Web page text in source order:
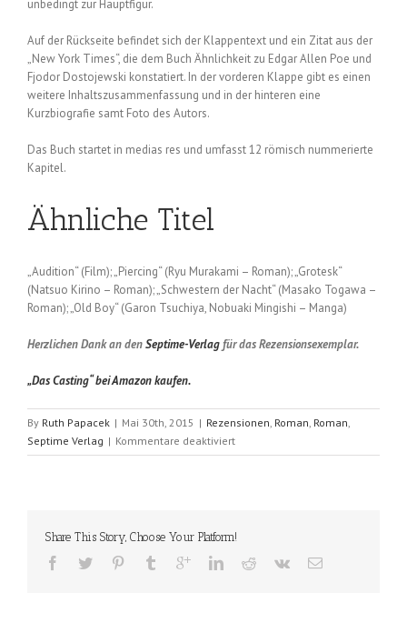
unbedingt zur Hauptfigur.
Auf der Rückseite befindet sich der Klappentext und ein Zitat aus der
„New York Times“, die dem Buch Ähnlichkeit zu Edgar Allen Poe und
Fjodor Dostojewski konstatiert. In der vorderen Klappe gibt es einen
weitere Inhaltszusammenfassung und in der hinteren eine
Kurzbiografie samt Foto des Autors.
Das Buch startet in medias res und umfasst 12 römisch nummerierte
Kapitel.
Ähnliche Titel
„Audition“ (Film); „Piercing“ (Ryu Murakami – Roman); „Grotesk“
(Natsuo Kirino – Roman); „Schwestern der Nacht“ (Masako Togawa –
Roman); „Old Boy“ (Garon Tsuchiya, Nobuaki Mingishi – Manga)
Herzlichen Dank an denSeptime-Verlagfür das Rezensionsexemplar.
„Das Casting“ bei Amazon kaufen.
By Ruth Papacek | Mai 30th, 2015 | Rezensionen Roman Roman
Septime Verlag | Kommentare deaktiviertfür
Das
Share This Story, Choose Your Platform!